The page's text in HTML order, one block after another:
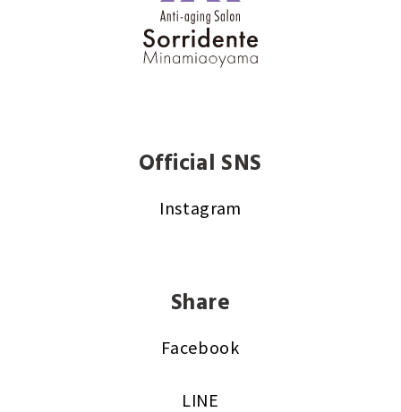
Official SNS
Instagram
Share
Facebook
LINE